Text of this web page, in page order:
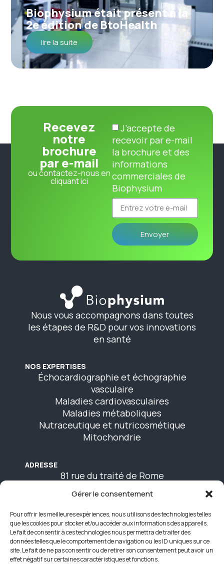
Gérer le consentement
Pour offrir les meilleures expériences, nous utilisons des technologies telles
que les cookies pour stocker et/ou accéder aux informations des appareils.
Le fait de consentir à ces technologies nous permettra de traiter des
données telles que le comportement de navigation ou les ID uniques sur ce
site. Le fait de ne pas consentir ou de retirer son consentement peut avoir un
effet négatif sur certaines caractéristiques et fonctions.
Biophysium était présent à la
2e édition de BtoHealth
lire la suite
Recevez
notre
brochure
par e-mail
ou contactez-nous en
cliquant ici
J’accepte de
recevoir par e-mail
la brochure et des
informations
commerciales de
Biophysium
Envoyer
Nous vous accompagnons dans toutes
les étapes de R&D pour vos innovations
en santé
NOS EXPERTISES
Échocardiographie et échographie
vasculaire
Maladies cardiovasculaires
Maladies métaboliques
Nutraceutique et nutricosmétique
Mitochondrie
ADRESSE
81 rue du traité de Rome
Agroparc
84140 Avignon
CONTACTEZ NOUS
Formulaire de contact